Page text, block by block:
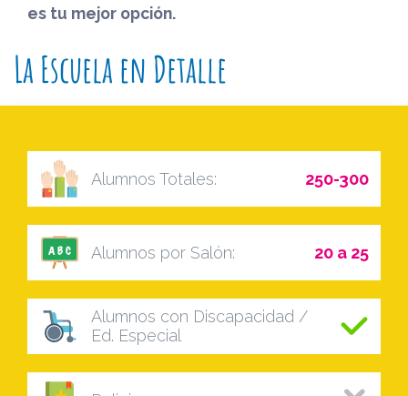
es tu mejor opción.
La Escuela en Detalle
Alumnos Totales: 250-300
Alumnos por Salón: 20 a 25
Alumnos con Discapacidad /
Ed. Especial